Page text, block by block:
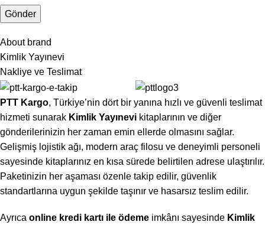
About brand
Kimlik Yayınevi
Nakliye ve Teslimat
PTT Kargo, Türkiye’nin dört bir yanına hızlı ve güvenli teslimat
hizmeti sunarak Kimlik Yayınevi kitaplarının ve diğer
gönderilerinizin her zaman emin ellerde olmasını sağlar.
Gelişmiş lojistik ağı, modern araç filosu ve deneyimli personeli
sayesinde kitaplarınız en kısa sürede belirtilen adrese ulaştırılır.
Paketinizin her aşaması özenle takip edilir, güvenlik
standartlarına uygun şekilde taşınır ve hasarsız teslim edilir.
Ayrıca online kredi kartı ile ödeme imkânı sayesinde Kimlik